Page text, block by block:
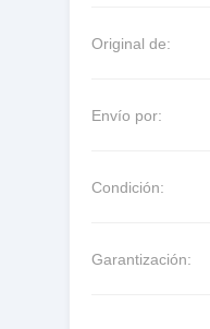
Original de:
Envío por:
Condición:
Garantización: